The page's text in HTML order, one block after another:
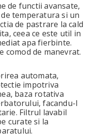
de functii avansate,
temperatura si un
de pastrare la cald
ceea ce este util in
apa fierbinte.
comod de manevrat.
automata,
impotriva
baza rotativa
facandu-l
Filtrul lavabil
curate si la